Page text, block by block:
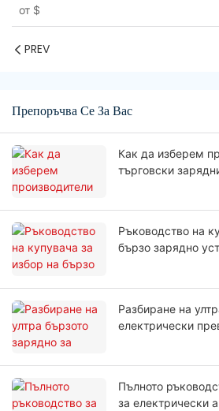
от $
PREV
Препоръчва Се За Вас
Как да изберем
търговски
Ръководство на
бързо зарядно
Разбиране на
електрически
Пълното
за електрически